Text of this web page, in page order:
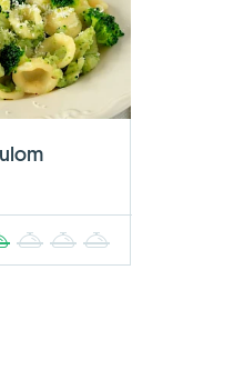
2 3 4